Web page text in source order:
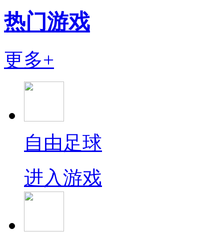
热门游戏
更多+
自由足球
进入游戏